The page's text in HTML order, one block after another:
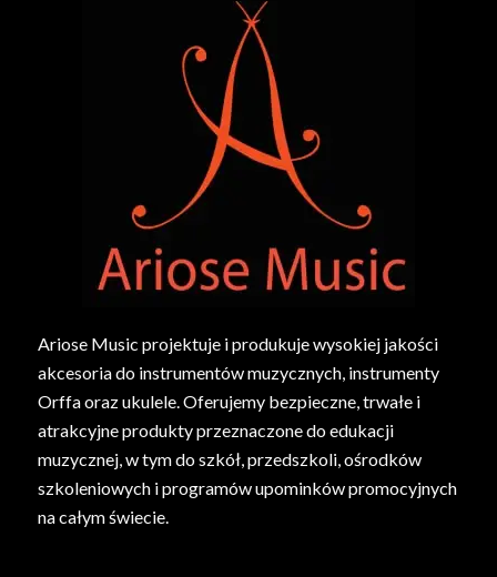
Ariose Music projektuje i produkuje wysokiej jakości
akcesoria do instrumentów muzycznych, instrumenty
Orffa oraz ukulele. Oferujemy bezpieczne, trwałe i
atrakcyjne produkty przeznaczone do edukacji
muzycznej, w tym do szkół, przedszkoli, ośrodków
szkoleniowych i programów upominków promocyjnych
na całym świecie.